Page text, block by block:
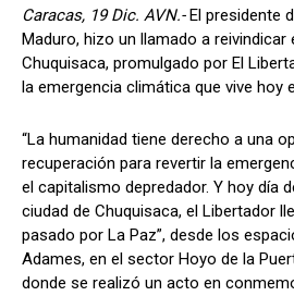
Caracas, 19 Dic. AVN.-El presidente
Maduro, hizo un llamado a reivindicar
Chuquisaca, promulgado por El
la emergencia climática que vive hoy
“La humanidad tiene derecho a una
recuperación para revertir la
el capitalismo depredador. Y hoy día
ciudad de Chuquisaca, el Libertador
pasado por La Paz”, desde los
Adames, en el sector Hoyo de la
donde se realizó un acto en